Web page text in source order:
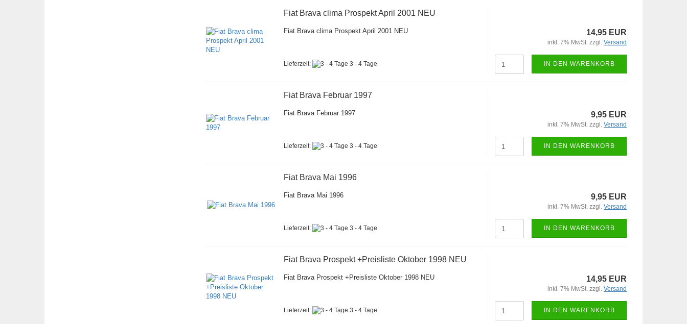
Fiat Brava clima Prospekt April 2001 NEU
Fiat Brava clima Prospekt April 2001 NEU
Lieferzeit: 3 - 4 Tage
14,95 EUR
inkl. 7% MwSt. zzgl. Versand
IN DEN WARENKORB
Fiat Brava Februar 1997
Fiat Brava Februar 1997
Lieferzeit: 3 - 4 Tage
9,95 EUR
inkl. 7% MwSt. zzgl. Versand
IN DEN WARENKORB
Fiat Brava Mai 1996
Fiat Brava Mai 1996
Lieferzeit: 3 - 4 Tage
9,95 EUR
inkl. 7% MwSt. zzgl. Versand
IN DEN WARENKORB
Fiat Brava Prospekt +Preisliste Oktober 1998 NEU
Fiat Brava Prospekt +Preisliste Oktober 1998 NEU
Lieferzeit: 3 - 4 Tage
14,95 EUR
inkl. 7% MwSt. zzgl. Versand
IN DEN WARENKORB